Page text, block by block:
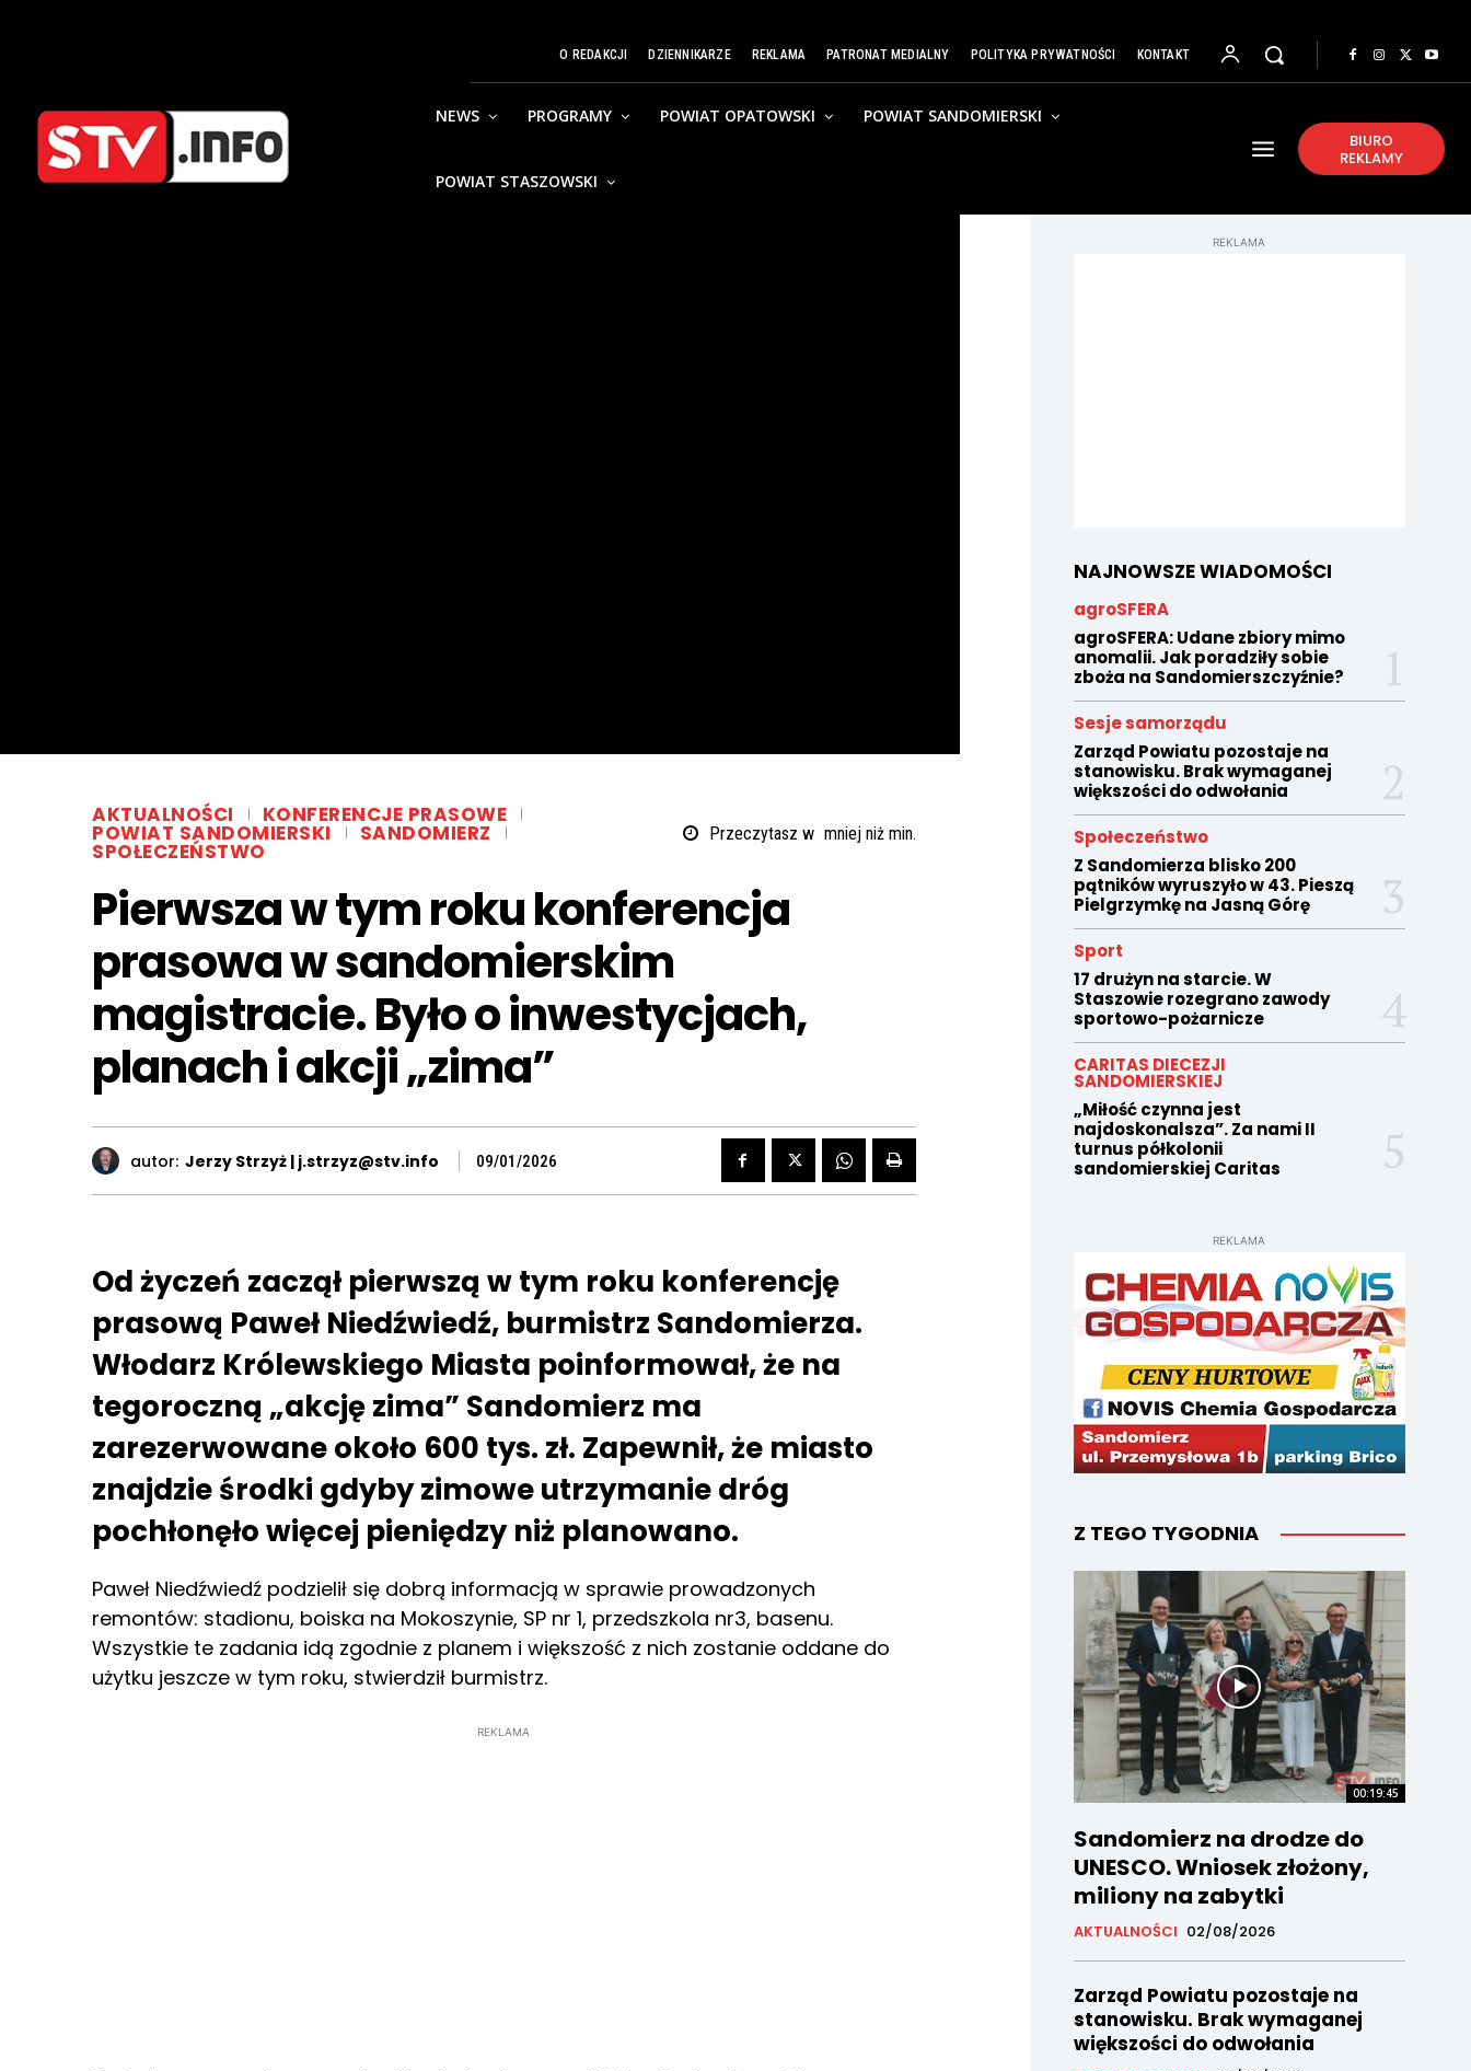
O REDAKCJI DZIENNIKARZE REKLAMA PATRONAT MEDIALNY POLITYKA PRYWATNOŚCI KONTAKT
NEWS PROGRAMY POWIAT OPATOWSKI POWIAT SANDOMIERSKI
POWIAT STASZOWSKI
BIURO
REKLAMY
AKTUALNOŚCI KONFERENCJE PRASOWE
POWIAT SANDOMIERSKI SANDOMIERZ
SPOŁECZEŃSTWO
Przeczytasz w mniej niżmin.
Pierwsza w tym roku konferencja
prasowa w sandomierskim
magistracie. Było o inwestycjach,
planach i akcji „zima”
autor: Jerzy Strzyż | j.strzyz@stv.info 09/01/2026
Od życzeń zaczął pierwszą w tym roku konferencję
prasową Paweł Niedźwiedź, burmistrz Sandomierza.
Włodarz Królewskiego Miasta poinformował, że na
tegoroczną „akcję zima” Sandomierz ma
zarezerwowane około 600 tys. zł. Zapewnił, że miasto
znajdzie środki gdyby zimowe utrzymanie dróg
pochłonęło więcej pieniędzy niż planowano.
Paweł Niedźwiedź podzielił się dobrą informacją w sprawie prowadzonych
remontów: stadionu, boiska na Mokoszynie, SP nr 1, przedszkola nr3, basenu.
Wszystkie te zadania idą zgodnie z planem i większość z nich zostanie oddane do
użytku jeszcze w tym roku, stwierdził burmistrz.
REKLAMA
REKLAMA
NAJNOWSZE WIADOMOŚCI
agroSFERA
agroSFERA: Udane zbiory mimo
anomalii. Jak poradziły sobie
zboża na Sandomierszczyźnie?
Sesje samorządu
Zarząd Powiatu pozostaje na
stanowisku. Brak wymaganej
większości do odwołania
Społeczeństwo
Z Sandomierza blisko 200
pątników wyruszyło w 43. Pieszą
Pielgrzymkę na Jasną Górę
Sport
17 drużyn na starcie. W
Staszowie rozegrano zawody
sportowo-pożarnicze
CARITAS DIECEZJI
SANDOMIERSKIEJ
„Miłość czynna jest
najdoskonalsza”. Za nami II
turnus półkolonii
sandomierskiej Caritas
REKLAMA
Z TEGO TYGODNIA
00:19:45
Sandomierz na drodze do
UNESCO. Wniosek złożony,
miliony na zabytki
AKTUALNOŚCI 02/08/2026
Zarząd Powiatu pozostaje na
stanowisku. Brak wymaganej
większości do odwołania